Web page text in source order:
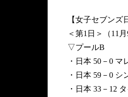
【女子セブンズ
＜第1日＞（11月
▽プールB
・日本 50－0 マ
・日本 59－0 シ
・日本 33－12 タ